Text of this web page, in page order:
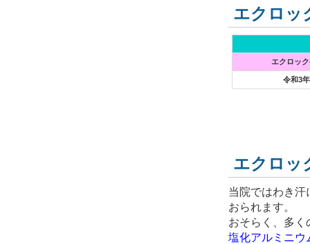
エクロッ
エクロッ
令和3
エクロッ
当院ではわき
おられます。
おそらく、多く
塩化アルミニウ